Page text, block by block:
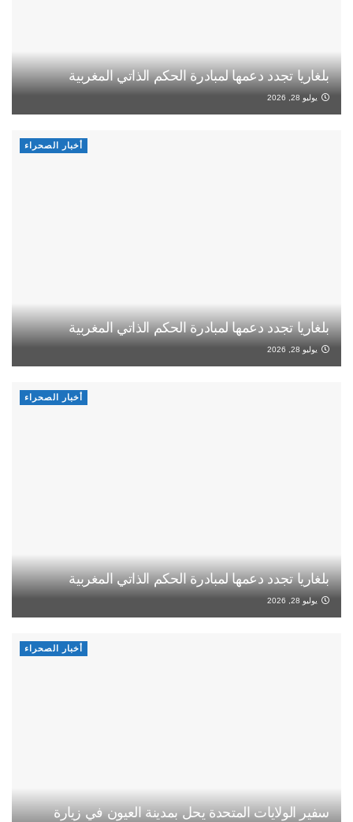
بلغاريا تجدد دعمها لمبادرة الحكم الذاتي المغربية
يوليو 28, 2026
أخبار الصحراء
بلغاريا تجدد دعمها لمبادرة الحكم الذاتي المغربية
يوليو 28, 2026
أخبار الصحراء
بلغاريا تجدد دعمها لمبادرة الحكم الذاتي المغربية
يوليو 28, 2026
أخبار الصحراء
سفير الولايات المتحدة يحل بمدينة العيون في زيارة